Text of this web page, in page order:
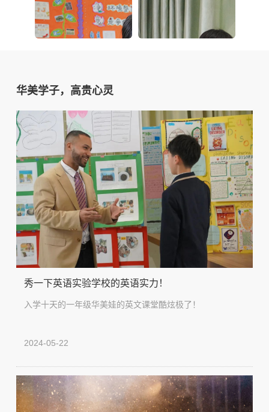
华美学子，高贵心灵
秀一下英语实验学校的英语实力！
入学十天的一年级华美娃的英文课堂酷炫极了！
2024-05-22